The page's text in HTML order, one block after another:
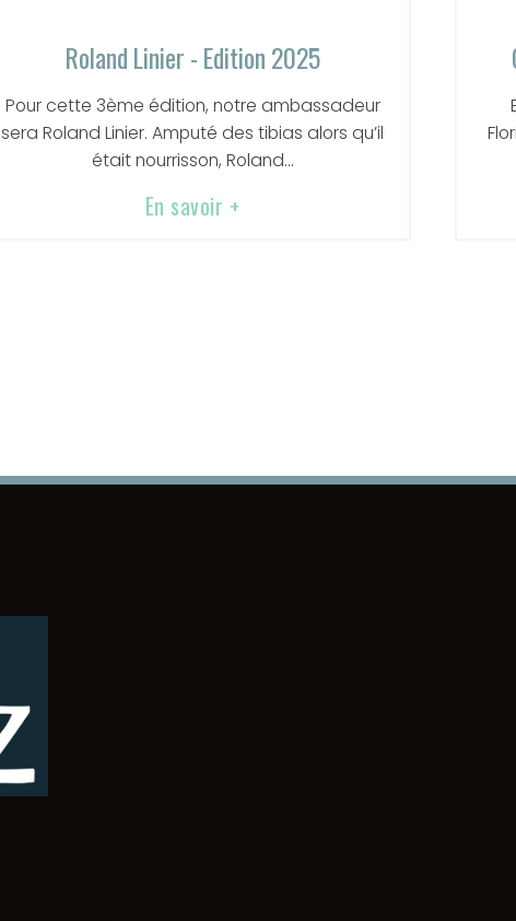
Roland Linier - Edition 2025
Pour cette 3ème édition, notre ambassadeur
sera Roland Linier. Amputé des tibias alors qu’il
était nourrisson, Roland...
En savoir +